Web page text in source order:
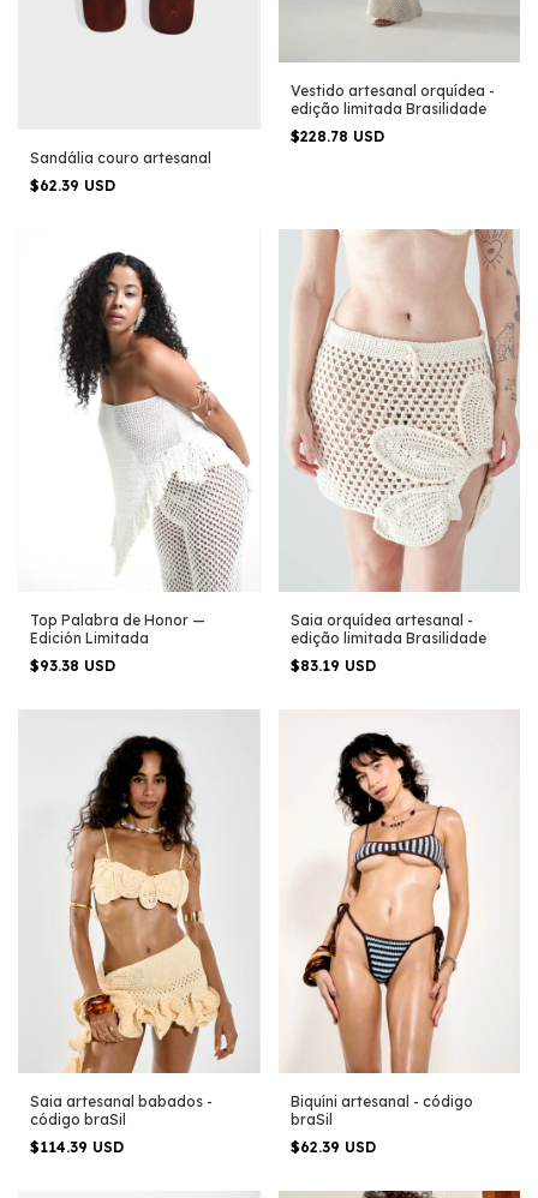
Sandália couro artesanal
$62.39 USD
Vestido artesanal orquídea -
edição limitada Brasilidade
$228.78 USD
Top Palabra de Honor —
Edición Limitada
$93.38 USD
Saia orquídea artesanal -
edição limitada Brasilidade
$83.19 USD
Saia artesanal babados -
código braSil
$114.39 USD
Biquíni artesanal - código
braSil
$62.39 USD